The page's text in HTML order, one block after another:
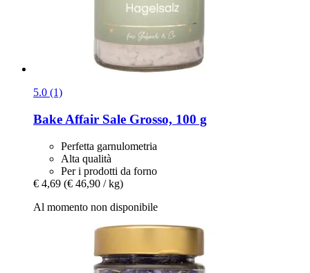
5.0 (1)
Bake Affair Sale Grosso, 100 g
Perfetta garnulometria
Alta qualità
Per i prodotti da forno
€ 4,69 (€ 46,90 / kg)
Al momento non disponibile